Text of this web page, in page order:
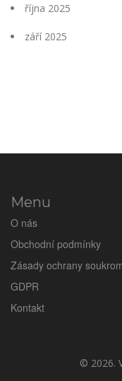
října 2025
září 2025
Menu
O nás
Obchodní podmínky
Zásady ochrany
GDPR
Kontakt
© 2026.